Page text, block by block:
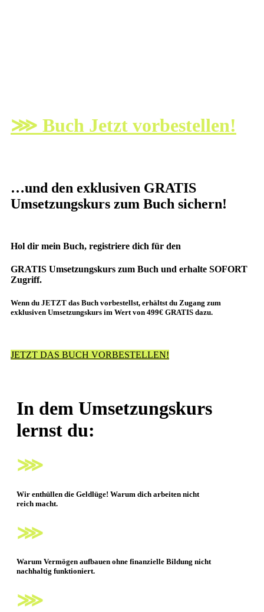
⋙ Buch Jetzt vorbestellen!
…und den exklusiven GRATIS
Umsetzungskurs zum Buch sichern!
Hol dir mein Buch, registriere dich für den
GRATIS Umsetzungskurs zum Buch und erhalte SOFORT
Zugriff.
Wenn du JETZT das Buch vorbestellst, erhältst du Zugang zum
exklusiven Umsetzungskurs im Wert von 499€ GRATIS dazu.
JETZT DAS BUCH VORBESTELLEN!
In dem Umsetzungskurs
lernst du:
⋙
Wir enthüllen die Geldlüge! Warum dich arbeiten nicht
reich macht.
⋙
Warum Vermögen aufbauen ohne finanzielle Bildung nicht
nachhaltig funktioniert.
⋙